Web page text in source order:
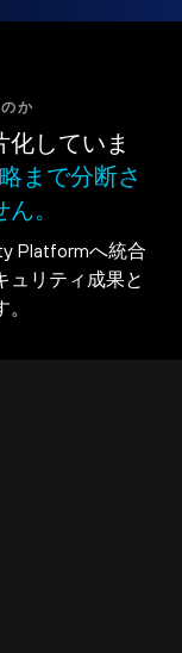
か
していま
まで分断さ
。
Platformへ統合
ュリティ成果と